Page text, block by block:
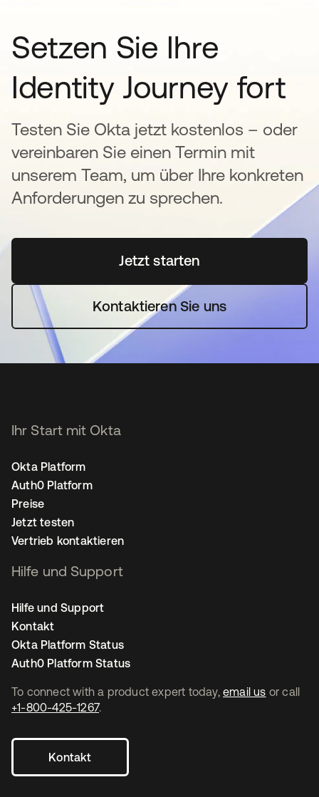
Setzen Sie Ihre
Identity Journey fort
Testen Sie Okta jetzt kostenlos – oder
vereinbaren Sie einen Termin mit
unserem Team, um über Ihre konkreten
Anforderungen zu sprechen.
Jetzt startenwird in einer neuen
Kontaktieren Sie uns
To connect with a product expert today, email us or call
+1-800-425-1267.
Kontakt
Ihr Start mit Okta
Okta Platform
Auth0 Platform
Preise
Jetzt testen
Vertrieb kontaktieren
Hilfe und Support
Hilfe und Support
Kontakt
Okta Platform Status
Auth0 Platform Status